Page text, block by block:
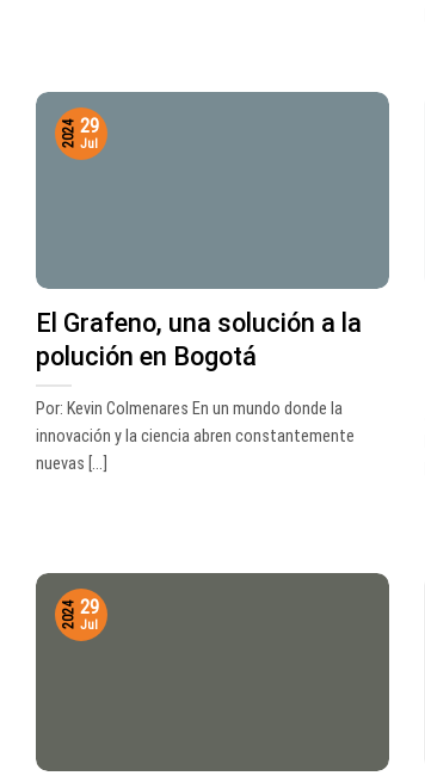
El Grafeno, una solución a la
polución en Bogotá
Por: Kevin Colmenares En un mundo donde la
innovación y la ciencia abren constantemente
nuevas [...]
29
Jul
2024
29
Jul
2024